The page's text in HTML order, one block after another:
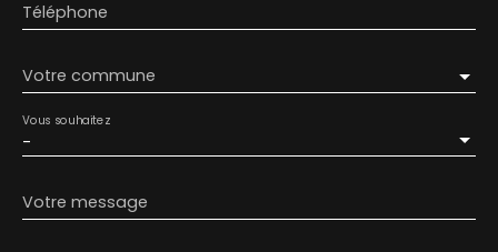
Téléphone
Votre commune
-
Vous souhaitez
Votre message